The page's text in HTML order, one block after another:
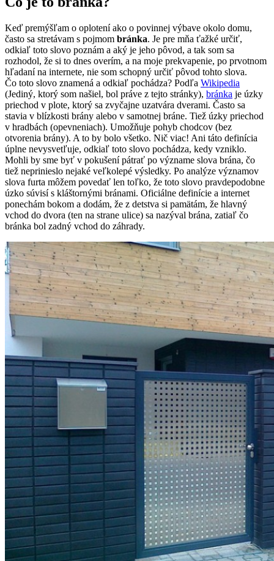
Keď premýšľam o oplotení ako o povinnej výbave okolo domu,
často sa stretávam s pojmom bránka. Je pre mňa ťažké určiť,
odkiaľ toto slovo poznám a aký je jeho pôvod, a tak som sa
rozhodol, že si to dnes overím, a na moje prekvapenie, po prvotnom
hľadaní na internete, nie som schopný určiť pôvod tohto slova.
Čo toto slovo znamená a odkiaľ pochádza? Podľa Wikipedia
(Jediný, ktorý som našiel, bol práve z tejto stránky), bránka je úzky
priechod v plote, ktorý sa zvyčajne uzatvára dverami. Často sa
stavia v blízkosti brány alebo v samotnej bráne. Tiež úzky priechod
v hradbách (opevneniach). Umožňuje pohyb chodcov (bez
otvorenia brány). A to by bolo všetko. Nič viac! Ani táto definícia
úplne nevysvetľuje, odkiaľ toto slovo pochádza, kedy vzniklo.
Mohli by sme byť v pokušení pátrať po význame slova brána, čo
tiež neprinieslo nejaké veľkolepé výsledky. Po analýze významov
slova furta môžem povedať len toľko, že toto slovo pravdepodobne
úzko súvisí s kláštornými bránami. Oficiálne definície a internet
ponechám bokom a dodám, že z detstva si pamätám, že hlavný
vchod do dvora (ten na strane ulice) sa nazýval brána, zatiaľ čo
bránka bol zadný vchod do záhrady.